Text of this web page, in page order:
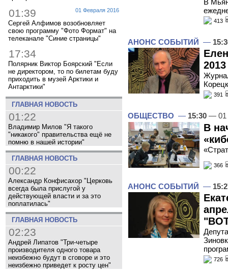
01 Февраля 2016
01:39
Сергей Алфимов возобновляет
свою программу "Фото Формат" на
телеканале "Синие страницы"
17:34
Полярник Виктор Боярский "Если
не директором, то по билетам буду
приходить в музей Арктики и
Антарктики"
ГЛАВНАЯ НОВОСТЬ
01:22
Владимир Милов "Я такого
"никакого" правительства ещё не
помню в нашей истории"
ГЛАВНАЯ НОВОСТЬ
00:22
Александр Конфисахор "Церковь
всегда была прислугой у
действующей власти и за это
поплатилась"
ГЛАВНАЯ НОВОСТЬ
02:23
Андрей Липатов "Три-четыре
производителя одного товара
неизбежно будут в сговоре и это
неизбежно приведет к росту цен"
413
АНОНС СОБЫТИЙ —
391
ОБЩЕСТВО — 15:30 — 01
В
366
АНОНС СОБЫТИЙ —
726